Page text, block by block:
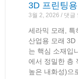
3D 프린팅
3월 2, 2026 댓글
세라믹 모래, 특
산업용 모래 3D
는 핵심 소재입
에서 정밀한 층
높은 내화성)으